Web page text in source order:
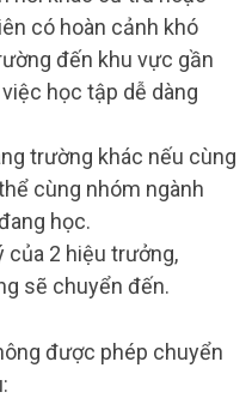
có hoàn cảnh khó
đến khu vực gần
học tập dễ dàng
trường khác nếu cùng
cùng nhóm ngành
học.
của 2 hiệu trưởng,
sẽ chuyển đến.
được phép chuyển